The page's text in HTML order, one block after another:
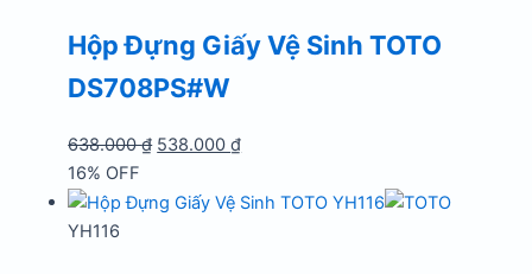
Hộp Đựng Giấy Vệ Sinh TOTO
DS708PS#W
638.000₫ Giá
là:
538.000₫Giá
tại
16% OFF
YH116